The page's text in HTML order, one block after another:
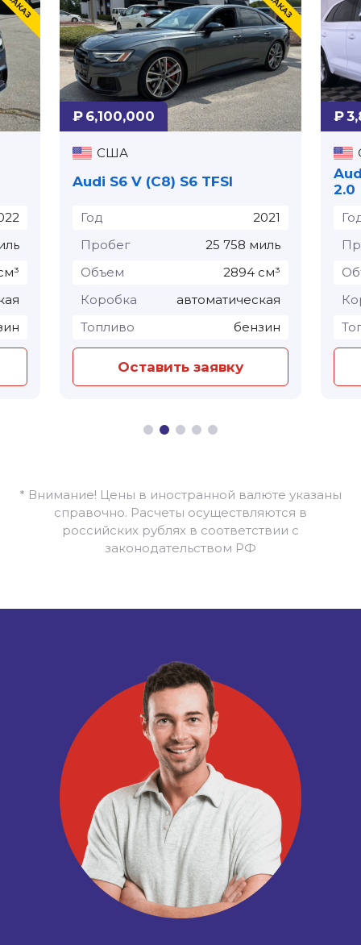
₽ 6,100,000
США
Audi S6 V (C8) S6 TFSI⁠
Год
2021
Пробег
25 758 миль
Объем
2894 см³
Коробка
автоматическая
Топливо
бензин
Оставить заявку
₽
2.0
* Внимание! Цены в иностранной валюте указаны
справочно. Расчеты осуществляются в
российских рублях в соответствии с
законодательством РФ